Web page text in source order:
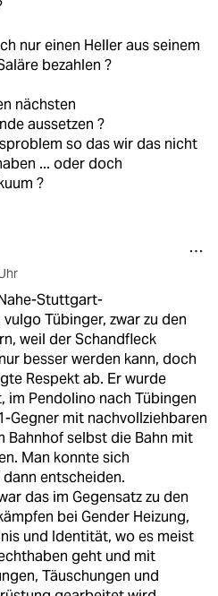
nur einen Heller aus seinem
bezahlen ?
nächsten
aussetzen ?
so das wir das nicht
... oder doch
?
Stuttgart-
Tübinger, zwar zu den
weil der Schandfleck
besser werden kann, doch
Respekt ab. Er wurde
im Pendolino nach Tübingen
Gegner mit nachvollziehbaren
Bahnhof selbst die Bahn mit
Man konnte sich
entscheiden.
das im Gegensatz zu den
bei Gender Heizung,
und Identität, wo es meist
geht und mit
Täuschungen und